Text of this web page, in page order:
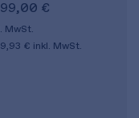
€
MwSt.
€ inkl. MwSt.